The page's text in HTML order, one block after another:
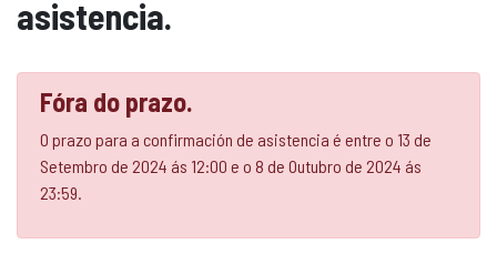
asistencia.
Fóra do prazo.
O prazo para a confirmación de asistencia é entre o 13 de
Setembro de 2024 ás 12:00 e o 8 de Outubro de 2024 ás
23:59.